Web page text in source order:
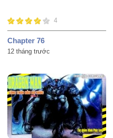
4
Chapter 76
12 tháng trước